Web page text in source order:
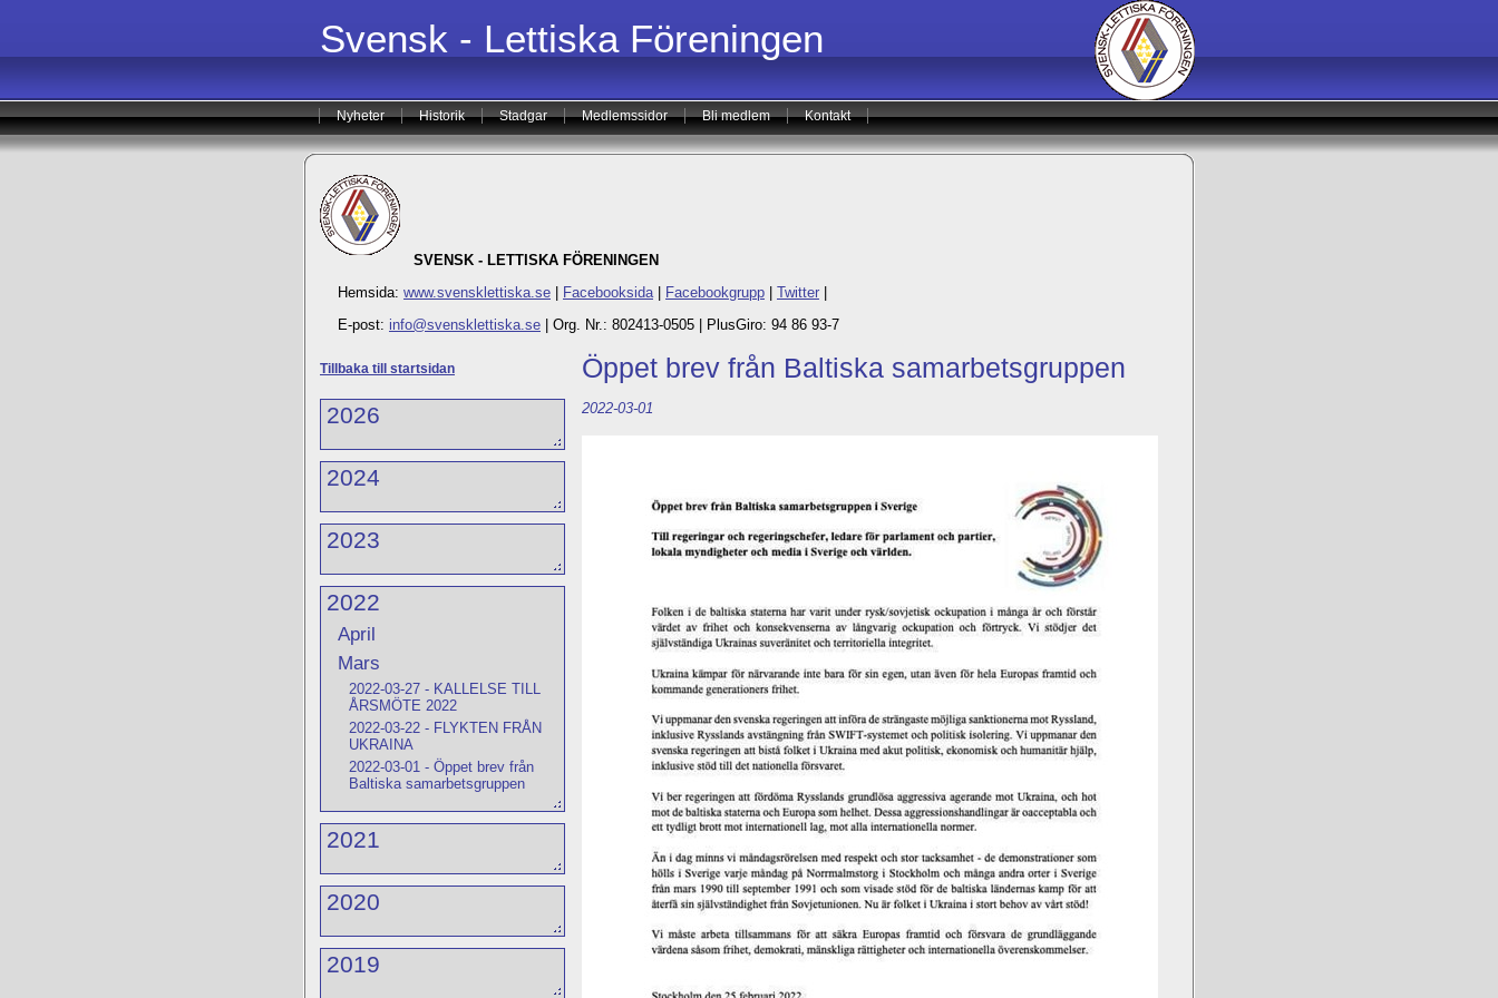
Svensk - Lettiska Föreningen
Nyheter Historik Stadgar Medlemssidor Bli medlem Kontakt
SVENSK - LETTISKA FÖRENINGEN
Hemsida: www.svensklettiska.se Facebooksida| Facebookgrupp Twitter
E-post: info@svensklettiska.se Org. Nr.: 802413-0505 | PlusGiro: 94 86 93-7
Tillbaka till startsidan
2026
2024
2023
2022
April
Mars
2022-03-27 - KALLELSE TILL
ÅRSMÖTE 2022
2022-03-22 - FLYKTEN FRÅN
UKRAINA
2022-03-01 - Öppet brev från
Baltiska samarbetsgruppen
2021
2020
2019
Öppet brev från Baltiska samarbetsgruppen
2022-03-01